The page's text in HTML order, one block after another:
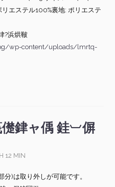
リエステル100%裏地: ポリエステ
?浜烘皸
wp-content/uploads/lmrtq-
銉ャ偊 銈︺偋
12 MIN
分)は取り外しが可能です。